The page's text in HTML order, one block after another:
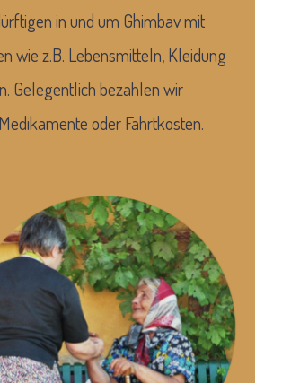
in und um Ghimbav mit
wie z.B. Lebensmitteln, Kleidung
Gelegentlich bezahlen wir
oder Fahrtkosten.